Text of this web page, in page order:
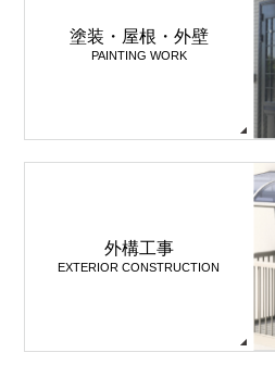
塗装・屋根・外壁
PAINTING WORK
外構工事
EXTERIOR CONSTRUCTION